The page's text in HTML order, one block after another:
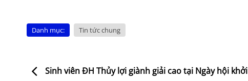
Danh mục: Tin tức chung
Sinh viên ĐH Thủy lợi giành giải cao tại Ngày hội khởi